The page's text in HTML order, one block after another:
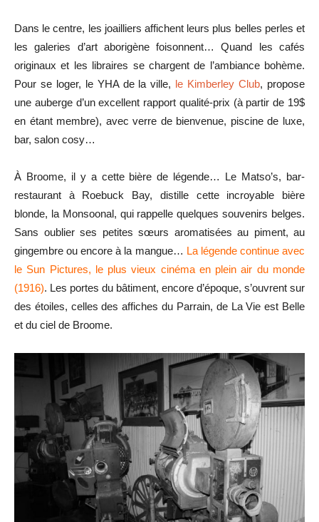
Dans le centre, les joailliers affichent leurs plus belles perles et
les galeries d’art aborigène foisonnent… Quand les cafés
originaux et les libraires se chargent de l’ambiance bohème.
Pour se loger, le YHA de la ville, le Kimberley Club, propose
une auberge d’un excellent rapport qualité-prix (à partir de 19$
en étant membre), avec verre de bienvenue, piscine de luxe,
bar, salon cosy…
À Broome, il y a cette bière de légende… Le Matso’s, bar-
restaurant à Roebuck Bay, distille cette incroyable bière
blonde, la Monsoonal, qui rappelle quelques souvenirs belges.
Sans oublier ses petites sœurs aromatisées au piment, au
gingembre ou encore à la mangue… La légende continue avec
le Sun Pictures, le plus vieux cinéma en plein air du monde
(1916). Les portes du bâtiment, encore d’époque, s’ouvrent sur
des étoiles, celles des affiches du Parrain, de La Vie est Belle
et du ciel de Broome.